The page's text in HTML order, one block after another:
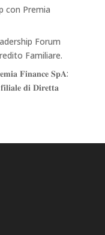
con Premia
Forum
Familiare.
𝐅𝐢𝐧𝐚𝐧𝐜𝐞 𝐒𝐩𝐀:
𝐝𝐢 𝐃𝐢𝐫𝐞𝐭𝐭𝐚